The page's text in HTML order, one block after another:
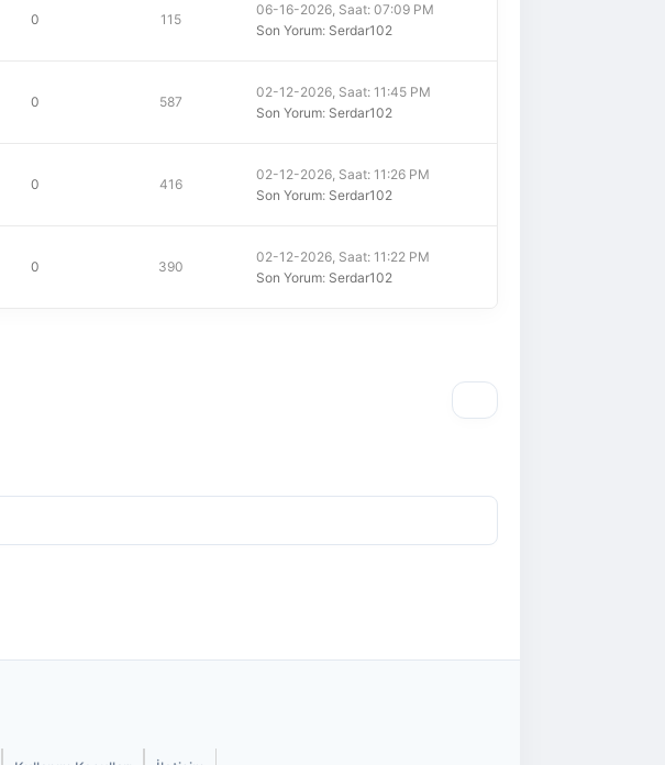
0 115
06-16-2026, Saat: 07:09 PM
Son Yorum: Serdar102
0 587
02-12-2026, Saat: 11:45 PM
Son Yorum: Serdar102
0 416
02-12-2026, Saat: 11:26 PM
Son Yorum: Serdar102
0 390
02-12-2026, Saat: 11:22 PM
Son Yorum: Serdar102